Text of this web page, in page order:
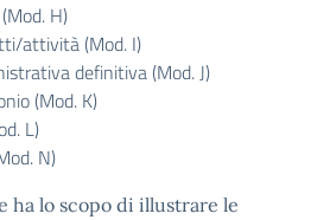
H)
attività (Mod. I)
definitiva (Mod. J)
(Mod. K)
L)
N)
ha lo scopo di illustrare le